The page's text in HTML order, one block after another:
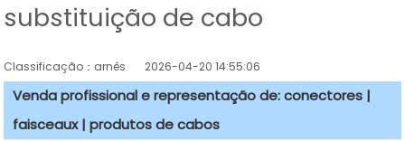
substituição de cabo
Classificação：arnês 2026-04-20 14:55:06
Venda profissional e representação de: conectores |
faisceaux | produtos de cabos